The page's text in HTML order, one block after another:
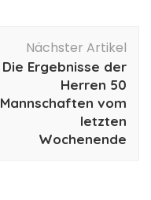
Nächster Artikel
Die Ergebnisse der
Herren 50
Mannschaften vom
letzten
Wochenende